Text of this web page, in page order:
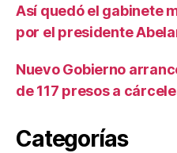
Así quedó el gabinete
por el presidente
Nuevo Gobierno
de 117 presos a
Categorías